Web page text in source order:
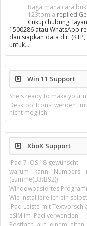
Bagaimana cara
123tomla replied
Cukup hubungi
1500286 atau WhatsApp
dan siapkan data diri
untuk…
Win 11 Support
She's ready to make your
Desktop Icons werden
nicht möglich
XboX Support
iPad 7 iOS 18 gewünscht
warum kann Numbers
(summe(B3:B92))
Windowbasiertes
Wie installiere ich ein
iPad Leiste mit
eSIM im iPad verwenden